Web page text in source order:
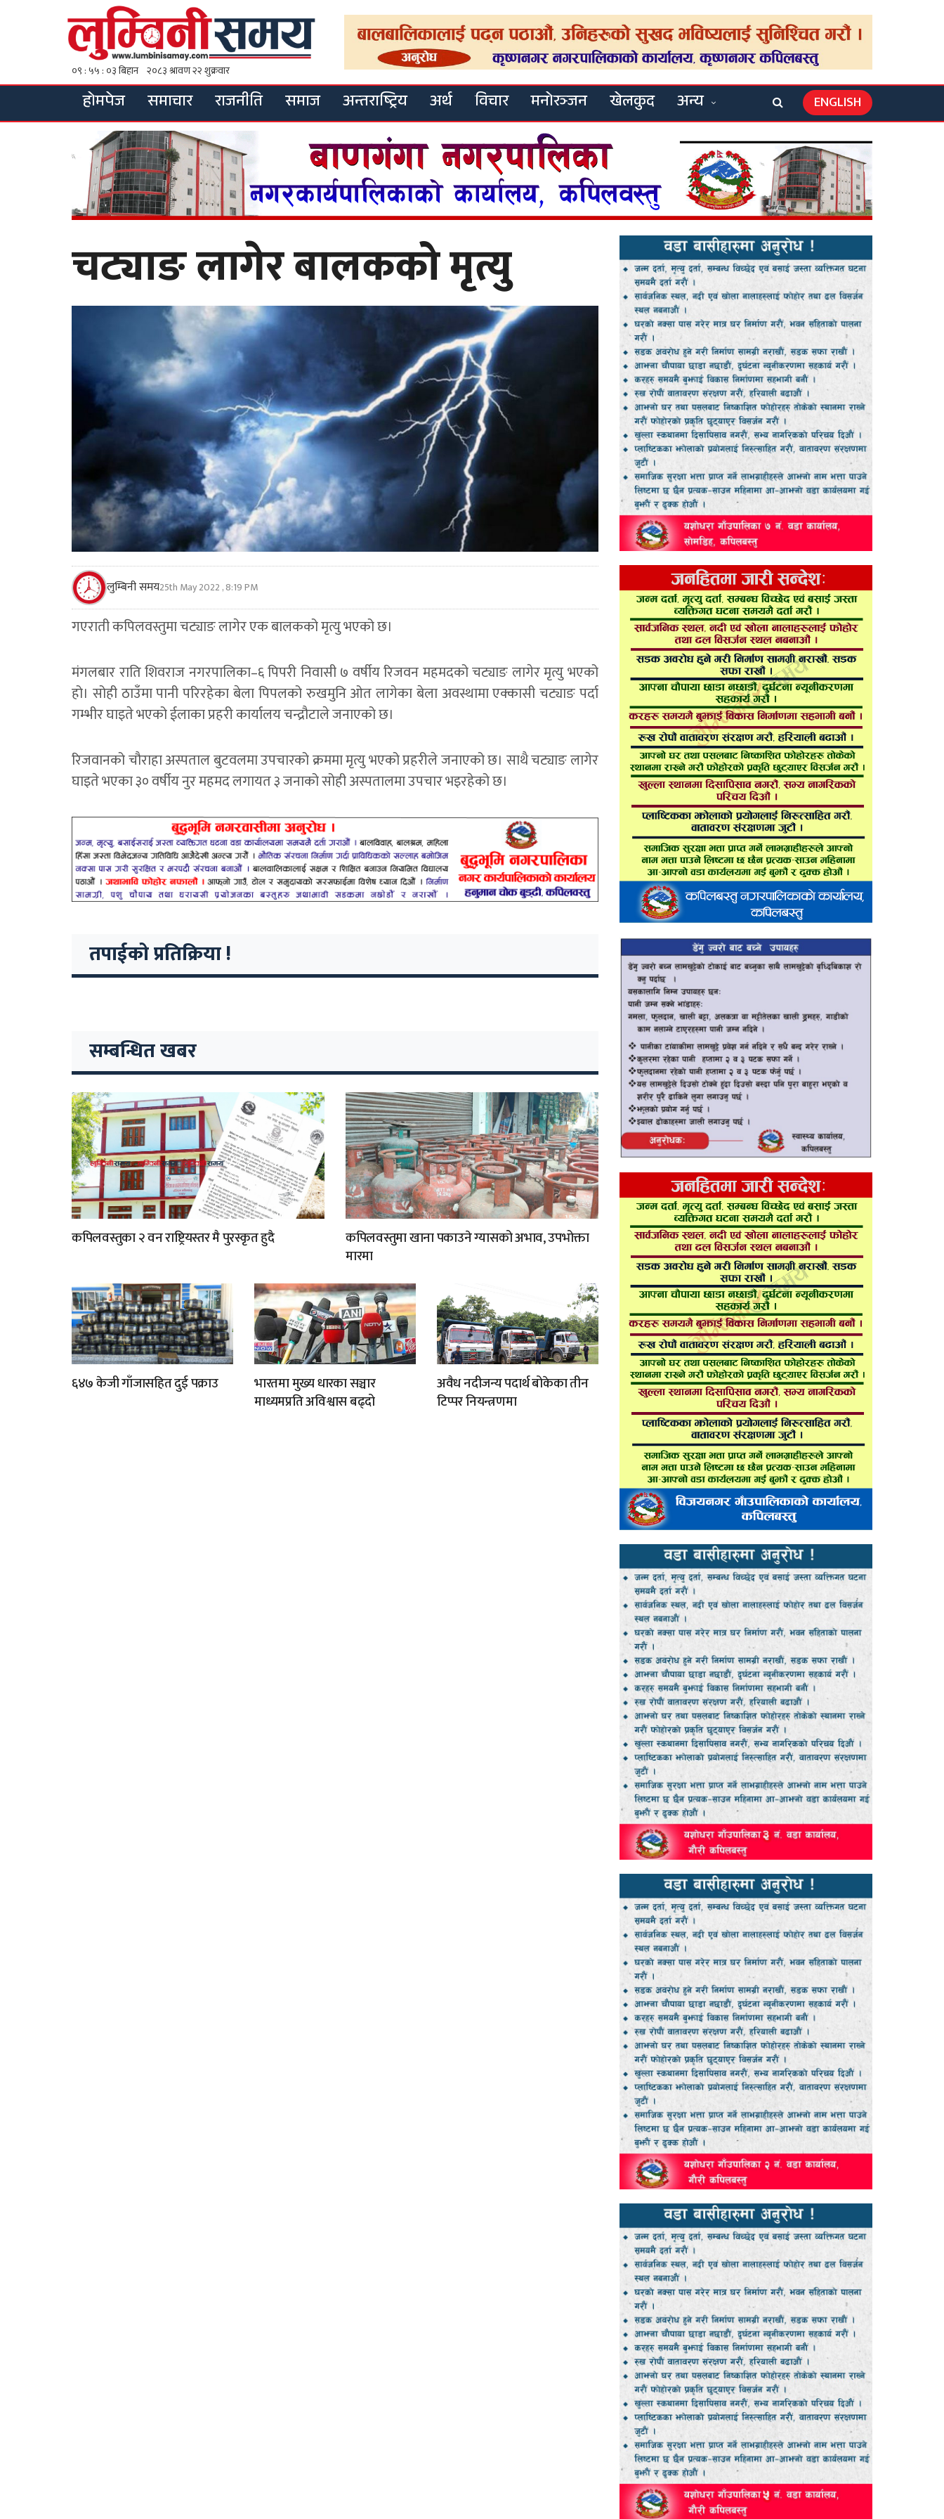
होमपेज समाचार राजनीति समाज अन्तराष्ट्रिय अर्थ विचार मनोरञ्जन खेलकुद अन्य ENGLISH
चट्याङ लागेर बालकको मृत्यु
लुम्बिनी समय25th May 2022 , 8:19 PM
गएराती कपिलवस्तुमा चट्याङ लागेर एक बालकको मृत्यु भएको छ।
मंगलबार राति शिवराज नगरपालिका–६ पिपरी निवासी ७ वर्षीय रिजवन महमदको चट्याङ लागेर मृत्यु भएको
हो। सोही ठाउँमा पानी परिरहेका बेला पिपलको रुखमुनि ओत लागेका बेला अवस्थामा एक्कासी चट्याङ पर्दा
गम्भीर घाइते भएको ईलाका प्रहरी कार्यालय चन्द्रौटाले जनाएको छ।
रिजवानको चौराहा अस्पताल बुटवलमा उपचारको क्रममा मृत्यु भएको प्रहरीले जनाएको छ। साथै चट्याङ लागेर
घाइते भएका ३० वर्षीय नुर महमद लगायत ३ जनाको सोही अस्पतालमा उपचार भइरहेको छ।
तपाईको प्रतिक्रिया !
सम्बन्धित खबर
कपिलवस्तुका २ वन राष्ट्रियस्तर मै पुरस्कृत हुदै
कपिलवस्तुमा खाना पकाउने ग्यासको अभाव, उपभोक्ता
मारमा
६४७ केजी गाँजासहित दुई पक्राउ
भारतमा मुख्य धारका सञ्चार
माध्यमप्रति अविश्वास बढ्दो
अवैध नदीजन्य पदार्थ बोकेका तीन
टिप्पर नियन्त्रणमा